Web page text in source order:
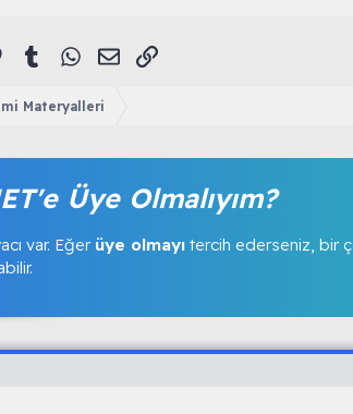
Pinterest
TumblrWhatsApp
E-postaLink
Materyalleri
Üye Olmalıyım?
var. Eğer üye olmayı tercih ederseniz, bir